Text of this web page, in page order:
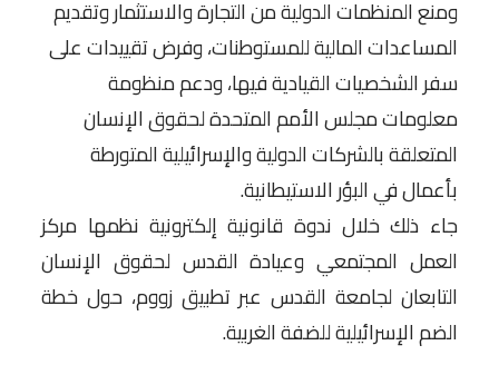
ومنع المنظمات الدولية من التجارة والاستثمار وتقديم
المساعدات المالية للمستوطنات، وفرض تقييدات على
سفر الشخصيات القيادية فيها، ودعم منظومة
معلومات مجلس الأمم المتحدة لحقوق الإنسان
المتعلقة بالشركات الدولية والإسرائيلية المتورطة
بأعمال في البؤر الاستيطانية.
جاء ذلك خلال ندوة قانونية إلكترونية نظمها مركز
العمل المجتمعي وعيادة القدس لحقوق الإنسان
التابعان لجامعة القدس عبر تطبيق زووم، حول خطة
الضم الإسرائيلية للضفة الغربية.